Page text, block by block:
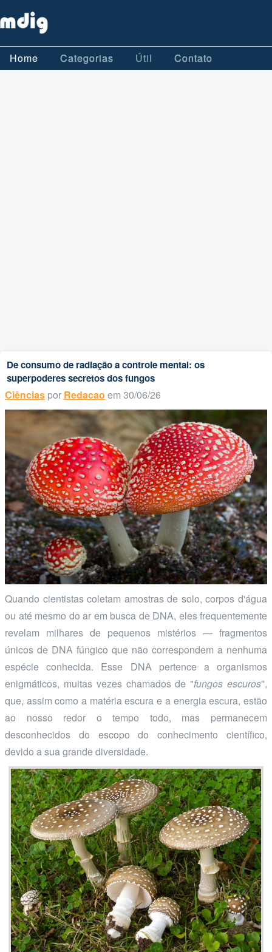
Home Categorias Útil Contato
De consumo de radiação a controle mental: os
superpoderes secretos dos fungos
Ciências por Redacao em 30/06/26
Quando cientistas coletam amostras de solo, corpos d'água
ou até mesmo do ar em busca de DNA, eles frequentemente
revelam milhares de pequenos mistérios — fragmentos
únicos de DNA fúngico que não correspondem a nenhuma
espécie conhecida. Esse DNA pertence a organismos
enigmáticos, muitas vezes chamados de "fungos escuros",
que, assim como a matéria escura e a energia escura, estão
ao nosso redor o tempo todo, mas permanecem
desconhecidos do escopo do conhecimento científico,
devido a sua grande diversidade.